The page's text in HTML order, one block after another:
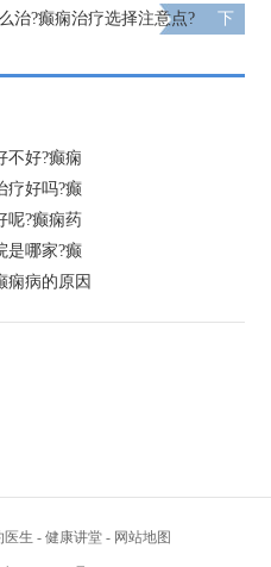
治?癫痫治疗选择注意点?
下
不好?癫痫
疗好吗?癫
呢?癫痫药
是哪家?癫
痫病的原因
医生 - 健康讲堂 - 网站地图